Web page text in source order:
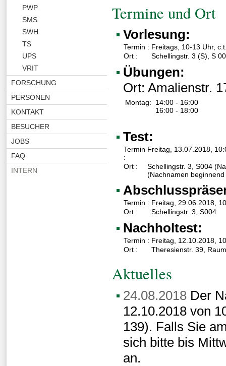
PWP
SMS
SWH
TS
UPS
VRIT
FORSCHUNG
PERSONEN
KONTAKT
BESUCHER
JOBS
FAQ
INTERN
Termine und Ort
Vorlesung:
Termin : Freitags, 10-13 Uhr,
Ort :
Schellingstr. 3 (S), S
Übungen:
Ort: Amalienstr.
Montag:
14:00 - 16:00
16:00 - 18:00
Test:
Termin
:
Freitag, 13.07.2018,
Ort :
Schellingstr. 3, S004
(Nachnamen
Termin : Freitag, 29.06.2018,
Ort :
Schellingstr. 3, S004
Nachholtest:
Termin : Freitag, 12.10.2018,
Ort :
Theresienstr. 39,
Aktuelles
24.08.2018Der
12.10.2018 von
139). Falls Sie
sich bitte bis
an.